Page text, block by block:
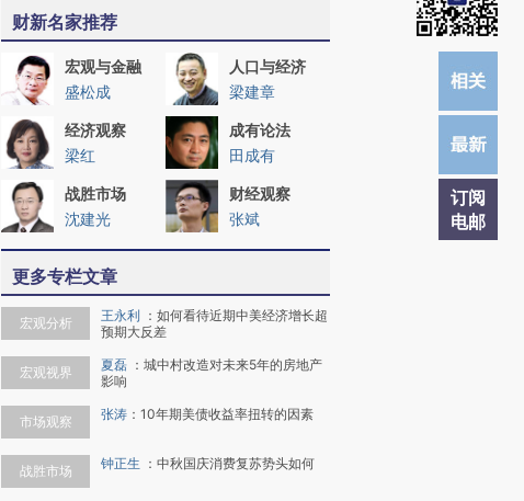
订阅
电邮
财新名家推荐
宏观与金融
盛松成
人口与经济
梁建章
经济观察
梁红
成有论法
田成有
战胜市场
沈建光
财经观察
张斌
更多专栏文章
宏观分析 王永利 ： 如何看待近期中美经济增长超
预期大反差
宏观视界 夏磊 ： 城中村改造对未来5年的房地产
影响
市场观察 张涛 ： 10年期美债收益率扭转的因素
战胜市场 钟正生 ： 中秋国庆消费复苏势头如何